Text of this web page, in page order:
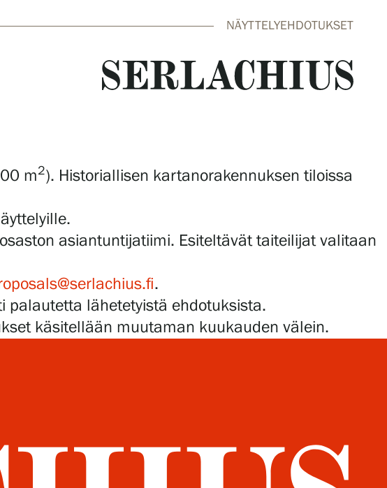
NÄYTTELYEHDOTUKSET
m2). Historiallisen kartanorakennuksen tiloissa
asiantuntijatiimi. Esiteltävät taiteilijat valitaan
.
palautetta lähetetyistä ehdotuksista.
käsitellään muutaman kuukauden välein.